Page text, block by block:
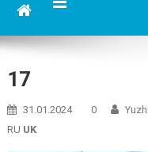
17
31.01.2024 0
RU UK